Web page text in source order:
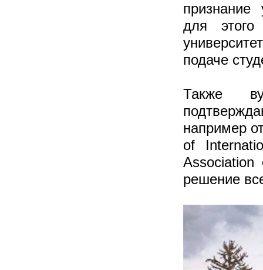
признание
для
подаче
Также
например
of
Association
решение